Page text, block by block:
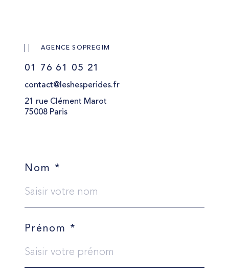
AGENCE SOPREGIM
01 76 61 05 21
contact@leshesperides.fr
21 rue Clément Marot
75008 Paris
Nom *
Prénom *